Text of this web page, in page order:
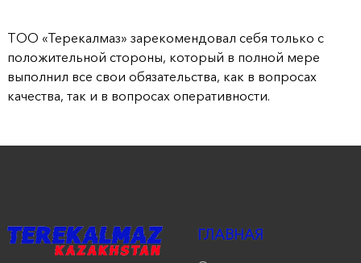
нас
заявку
ТОО «Терекалмаз» зарекомендовал себя только с
положительной стороны, который в полной мере
выполнил все свои обязательства, как в вопросах
качества, так и в вопросах оперативности.
ГЛАВНАЯ